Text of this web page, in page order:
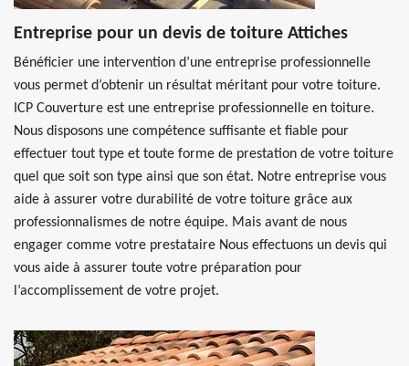
Entreprise pour un devis de toiture Attiches
Bénéficier une intervention d’une entreprise professionnelle
vous permet d’obtenir un résultat méritant pour votre toiture.
ICP Couverture est une entreprise professionnelle en toiture.
Nous disposons une compétence suffisante et fiable pour
effectuer tout type et toute forme de prestation de votre toiture
quel que soit son type ainsi que son état. Notre entreprise vous
aide à assurer votre durabilité de votre toiture grâce aux
professionnalismes de notre équipe. Mais avant de nous
engager comme votre prestataire Nous effectuons un devis qui
vous aide à assurer toute votre préparation pour
l’accomplissement de votre projet.